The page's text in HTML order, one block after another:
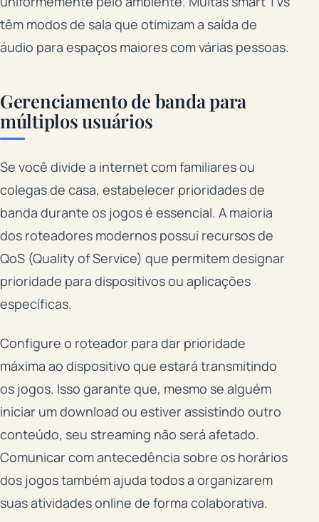
têm modos de sala que otimizam a saída de
áudio para espaços maiores com várias pessoas.
Gerenciamento de banda para
múltiplos usuários
Se você divide a internet com familiares ou
colegas de casa, estabelecer prioridades de
banda durante os jogos é essencial. A maioria
dos roteadores modernos possui recursos de
QoS (Quality of Service) que permitem designar
prioridade para dispositivos ou aplicações
específicas.
Configure o roteador para dar prioridade
máxima ao dispositivo que estará transmitindo
os jogos. Isso garante que, mesmo se alguém
iniciar um download ou estiver assistindo outro
conteúdo, seu streaming não será afetado.
Comunicar com antecedência sobre os horários
dos jogos também ajuda todos a organizarem
suas atividades online de forma colaborativa.